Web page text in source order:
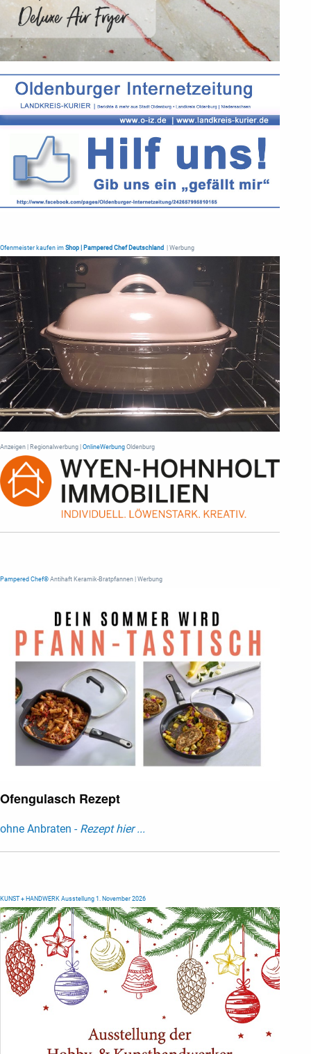
Ofenmeister kaufen im Shop | Pampered Chef Deutschland | Werbung
Anzeigen | Regionalwerbung | OnlineWerbung Oldenburg
Pampered Chef® Antihaft Keramik-Bratpfannen | Werbung
Ofengulasch Rezept
ohne Anbraten - Rezept hier ...
KUNST + HANDWERK Ausstellung 1. November 2026